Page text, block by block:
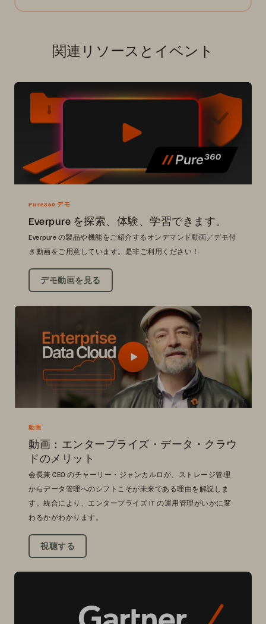
関連リソースとイベント
Pure360 デモ
Everpure を探索、体験、学習できます。
Everpure の製品や機能をご紹介するオンデマンド動画／デモ付
き動画をご用意しています。是非ご利用ください！
デモ動画を見る
動画
動画：エンタープライズ・データ・クラウ
ドのメリット
会長兼 CEO のチャーリー・ジャンカルロが、ストレージ管理
からデータ管理へのシフトこそが未来である理由を解説しま
す。統合により、エンタープライズ IT の運用管理がいかに変
わるかがわかります。
視聴する